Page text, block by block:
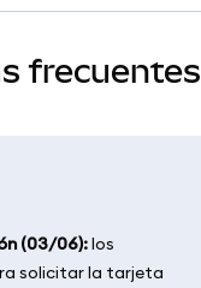
a salvo
frecuentes
(03/06):los
solicitar la tarjeta